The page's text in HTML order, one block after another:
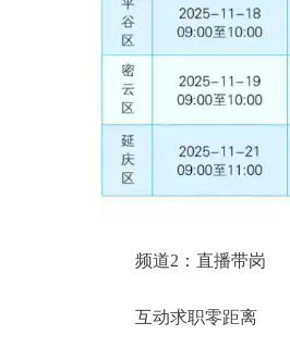
频道2：直播带岗
互动求职零距离